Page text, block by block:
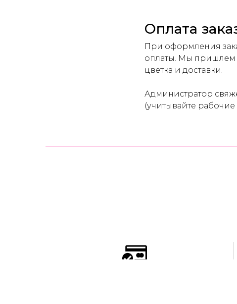
Оплата
При оформления
оплаты. Мы пришлем
цветка и доставки.
Администратор
(учитывайте